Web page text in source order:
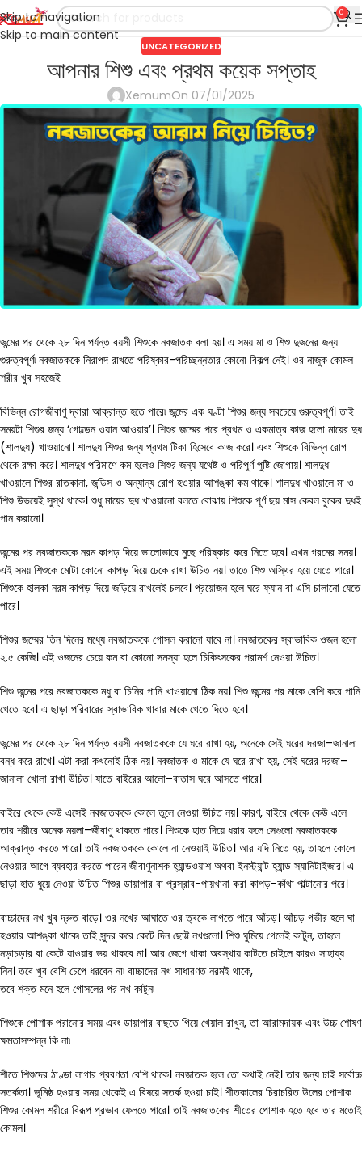
Skip to navigation
Skip to main content
0
UNCATEGORIZED
আপনার শিশু এবং প্রথম কয়েক সপ্তাহ
XemumOn 07/01/2025
জন্মের পর থেকে ২৮ দিন পর্যন্ত বয়সী শিশুকে নবজাতক বলা হয়। এ সময় মা ও শিশু দুজনের জন্য
গুরুত্বপূর্ণ৷ নবজাতককে নিরাপদ রাখতে পরিষ্কার-পরিচ্ছন্নতার কোনো বিকল্প নেই। ওর নাজুক কোমল
শরীর খুব সহজেই
বিভিন্ন রোগজীবাণু দ্বারা আক্রান্ত হতে পারে৷ জন্মের এক ঘণ্টা শিশুর জন্য সবচেয়ে গুরুত্বপূর্ণ। তাই
সময়টা শিশুর জন্য ‘গোল্ডেন ওয়ান আওয়ার’। শিশুর জম্মের পরে প্রথম ও একমাত্র কাজ হলো মায়ের দুধ
(শালদুধ) খাওয়ানো। শালদুধ শিশুর জন্য প্রথম টিকা হিসেবে কাজ করে। এবং শিশুকে বিভিন্ন রোগ
থেকে রক্ষা করে। শালদুধ পরিমাণে কম হলেও শিশুর জন্য যথেষ্ট ও পরিপূর্ণ পুষ্টি জোগায়। শালদুধ
খাওয়ালে শিশুর রাতকানা, জন্ডিস ও অন্যান্য রোগ হওয়ার আশঙ্কা কম থাকে। শালদুধ খাওয়ালে মা ও
শিশু উভয়েই সুস্থ থাকে। শুধু মায়ের দুধ খাওয়ানো বলতে বোঝায় শিশুকে পূর্ণ ছয় মাস কেবল বুকের দুধই
পান করানো।
জন্মের পর নবজাতককে নরম কাপড় দিয়ে ভালোভাবে মুছে পরিষ্কার করে নিতে হবে। এখন গরমের সময়।
এই সময় শিশুকে মোটা কোনো কাপড় দিয়ে ঢেকে রাখা উচিত নয়। তাতে শিশু অস্থির হয়ে যেতে পারে।
শিশুকে হালকা নরম কাপড় দিয়ে জড়িয়ে রাখলেই চলবে। প্রয়োজন হলে ঘরে ফ্যান বা এসি চালানো যেতে
পারে।
শিশুর জম্মের তিন দিনের মধ্যে নবজাতককে গোসল করানো যাবে না। নবজাতকের স্বাভাবিক ওজন হলো
২.৫ কেজি। এই ওজনের চেয়ে কম বা কোনো সমস্যা হলে চিকিৎসকের পরামর্শ নেওয়া উচিত।
শিশু জন্মের পরে নবজাতককে মধু বা চিনির পানি খাওয়ানো ঠিক নয়। শিশু জন্মের পর মাকে বেশি করে পানি
খেতে হবে। এ ছাড়া পরিবারের স্বাভাবিক খাবার মাকে খেতে দিতে হবে।
জন্মের পর থেকে ২৮ দিন পর্যন্ত বয়সী নবজাতককে যে ঘরে রাখা হয়, অনেকে সেই ঘরের দরজা–জানালা
বন্ধ করে রাখে। এটা করা কখনোই ঠিক নয়। নবজাতক ও মাকে যে ঘরে রাখা হয়, সেই ঘরের দরজা–
জানালা খোলা রাখা উচিত। যাতে বাইরের আলো–বাতাস ঘরে আসতে পারে।
বাইরে থেকে কেউ এসেই নবজাতককে কোলে তুলে নেওয়া উচিত নয়। কারণ, বাইরে থেকে কেউ এলে
তার শরীরে অনেক ময়লা–জীবাণু থাকতে পারে। শিশুকে হাত দিয়ে ধরার ফলে সেগুলো নবজাতককে
আক্রান্ত করতে পারে। তাই নবজাতককে কোলে না নেওয়াই উচিত। আর যদি নিতে হয়, তাহলে কোলে
নেওয়ার আগে ব্যবহার করতে পারেন জীবাণুনাশক হ্যান্ডওয়াশ অথবা ইনস্ট্যান্ট হ্যান্ড স্যানিটাইজার। এ
ছাড়া হাত ধুয়ে নেওয়া উচিত শিশুর ডায়াপার বা প্রস্রাব-পায়খানা করা কাপড়-কাঁথা পাল্টানোর পরে।
বাচ্চাদের নখ খুব দ্রুত বাড়ে। ওর নখের আঘাতে ওর ত্বকে লাগতে পারে আঁচড়। আঁচড় গভীর হলে ঘা
হওয়ার আশঙ্কা থাকে৷ তাই সুন্দর করে কেটে দিন ছোট্ট নখগুলো। শিশু ঘুমিয়ে গেলেই কাটুন, তাহলে
নড়াচড়ার বা কেটে যাওয়ার ভয় থাকবে না। আর জেগে থাকা অবস্থায় কাটতে চাইলে কারও সাহায্য
নিন। তবে খুব বেশি চেপে ধরবেন না৷ বাচ্চাদের নখ সাধারণত নরমই থাকে,
তবে শক্ত মনে হলে গোসলের পর নখ কাটুন৷
শিশুকে পোশাক পরানোর সময় এবং ডায়াপার বাছতে গিয়ে খেয়াল রাখুন, তা আরামদায়ক এবং উচ্চ শোষণ
ক্ষমতাসম্পন্ন কি না৷
শীতে শিশুদের ঠাণ্ডা লাগার প্রবণতা বেশি থাকে। নবজাতক হলে তো কথাই নেই। তার জন্য চাই সর্বোচ্চ
সতর্কতা। ভূমিষ্ঠ হওয়ার সময় থেকেই এ বিষয়ে সতর্ক হওয়া চাই। শীতকালের চিরাচরিত উলের পোশাক
শিশুর কোমল শরীরে বিরূপ প্রভাব ফেলতে পারে। তাই নবজাতকের শীতের পোশাক হতে হবে তার মতোই
কোমল।